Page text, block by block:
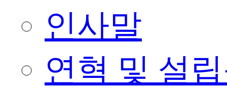
인사말
연혁 및 설